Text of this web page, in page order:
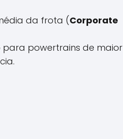
da frota (Corporate
powertrains de maior